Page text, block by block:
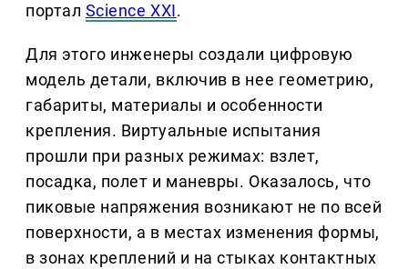
портал Science XXI.
Для этого инженеры создали цифровую
модель детали, включив в нее геометрию,
габариты, материалы и особенности
крепления. Виртуальные испытания
прошли при разных режимах: взлет,
посадка, полет и маневры. Оказалось, что
пиковые напряжения возникают не по всей
поверхности, а в местах изменения формы,
в зонах креплений и на стыках контактных